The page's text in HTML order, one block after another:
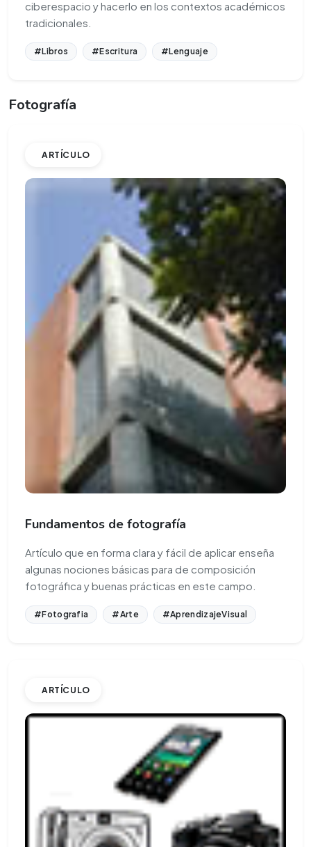
ciberespacio y hacerlo en los contextos académicos
tradicionales.
#Libros #Escritura #Lenguaje
Fotografía
ARTÍCULO
Fundamentos de fotografía
Artículo que en forma clara y fácil de aplicar enseña
algunas nociones básicas para de composición
fotográfica y buenas prácticas en este campo.
#Fotografia #Arte #AprendizajeVisual
ARTÍCULO